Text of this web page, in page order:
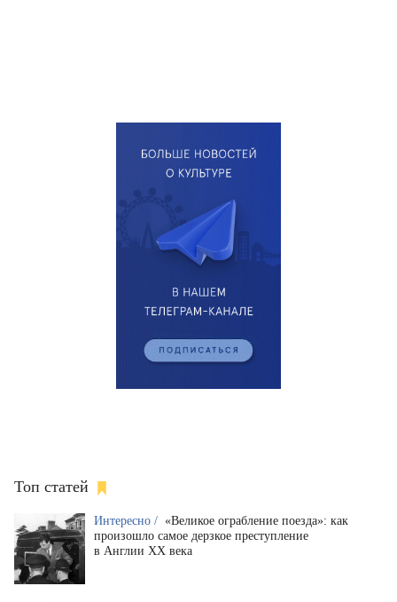
Топ статей
Интересно / «Великое ограбление поезда»: как
произошло самое дерзкое преступление
в Англии XX века